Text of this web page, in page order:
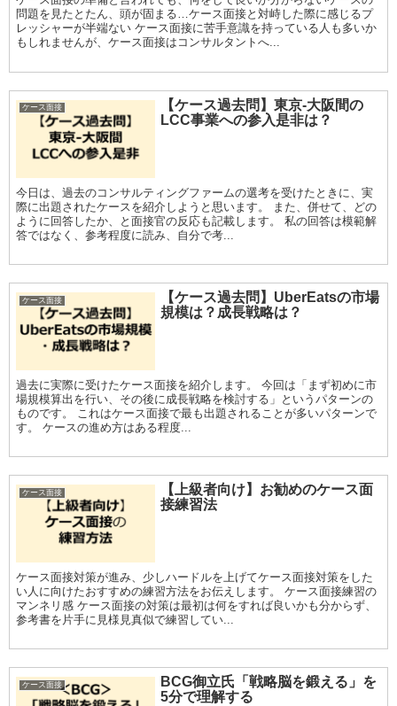
問題を見たとたん、頭が固まる…ケース面接と対峙した際に感じるプ
レッシャーが半端ない ケース面接に苦手意識を持っている人も多いか
もしれませんが、ケース面接はコンサルタントへ...
ケース面接
【ケース過去問】東京-大阪間の
LCC事業への参入是非は？
今日は、過去のコンサルティングファームの選考を受けたときに、実
際に出題されたケースを紹介しようと思います。 また、併せて、どの
ように回答したか、と面接官の反応も記載します。 私の回答は模範解
答ではなく、参考程度に読み、自分で考...
ケース面接
【ケース過去問】UberEatsの市場
規模は？成長戦略は？
過去に実際に受けたケース面接を紹介します。 今回は「まず初めに市
場規模算出を行い、その後に成長戦略を検討する」というパターンの
ものです。 これはケース面接で最も出題されることが多いパターンで
す。 ケースの進め方はある程度...
ケース面接
【上級者向け】お勧めのケース面
接練習法
ケース面接対策が進み、少しハードルを上げてケース面接対策をした
い人に向けたおすすめの練習方法をお伝えします。 ケース面接練習の
マンネリ感 ケース面接の対策は最初は何をすれば良いかも分からず、
参考書を片手に見様見真似で練習してい...
ケース面接
BCG御立氏「戦略脳を鍛える」を
5分で理解する